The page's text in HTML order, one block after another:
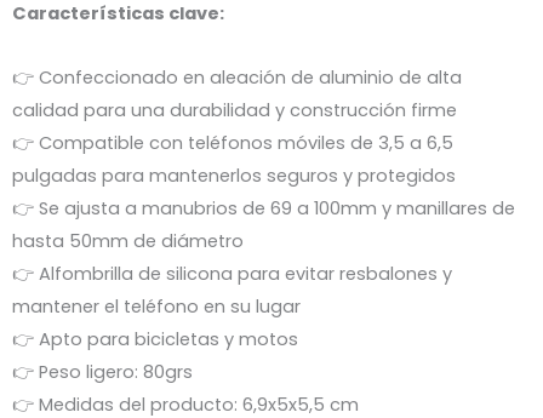
Características clave:
👉 Confeccionado en aleación de aluminio de alta
calidad para una durabilidad y construcción firme
👉 Compatible con teléfonos móviles de 3,5 a 6,5
pulgadas para mantenerlos seguros y protegidos
👉 Se ajusta a manubrios de 69 a 100mm y manillares de
hasta 50mm de diámetro
👉 Alfombrilla de silicona para evitar resbalones y
mantener el teléfono en su lugar
👉 Apto para bicicletas y motos
👉 Peso ligero: 80grs
👉 Medidas del producto: 6,9x5x5,5 cm